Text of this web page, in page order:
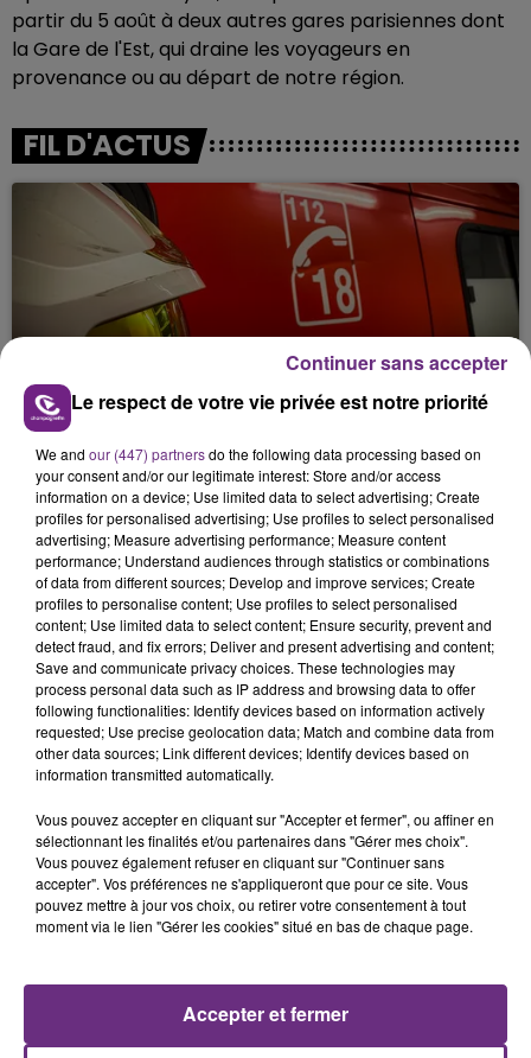
partir du 5 août à deux autres gares parisiennes dont
la Gare de l'Est, qui draine les voyageurs en
provenance ou au départ de notre région.
FIL D'ACTUS
UN FEU DE REMORQUE BLOQUE LA
CIRCULATION DANS LES ARDENNES
Un feu de remorque s'est déclaré ce mercredi en
fin de matinée sur l'A34.
VENEZ FÊTER CE WEEK-END
L'ANNIVERSAIRE DE WOINIC
Ce samedi 8 août sera un grand jour :
l'anniversaire du plus gros sanglier du monde.
Une fête est donc organisée et vous êtes tous
conviés !
TITRES DIFFUSÉS
10h41
10h41 10h38
10h38
Le respect de votre vie privée est notre priorité
We and our (447) partnersdo the following data processing based on
your consent and/or our legitimate interest: Store and/or access
information on a device; Use limited data to select advertising; Create
profiles for personalised advertising; Use profiles to select personalised
advertising; Measure advertising performance; Measure content
performance; Understand audiences through statistics or combinations
of data from different sources; Develop and improve services; Create
profiles to personalise content; Use profiles to select personalised
content; Use limited data to select content; Ensure security, prevent and
detect fraud, and fix errors; Deliver and present advertising and content;
Save and communicate privacy choices. These technologies may
process personal data such as IP address and browsing data to offer
following functionalities: Identify devices based on information actively
requested; Use precise geolocation data; Match and combine data from
other data sources; Link different devices; Identify devices based on
information transmitted automatically.
Vous pouvez accepter en cliquant sur "Accepter et fermer", ou affiner en
sélectionnant les finalités et/ou partenaires dans "Gérer mes choix".
Vous pouvez également refuser en cliquant sur "Continuer sans
accepter". Vos préférences ne s'appliqueront que pour ce site. Vous
pouvez mettre à jour vos choix, ou retirer votre consentement à tout
moment via le lien "Gérer les cookies" situé en bas de chaque page.
Accepter et fermer
Continuer sans accepter